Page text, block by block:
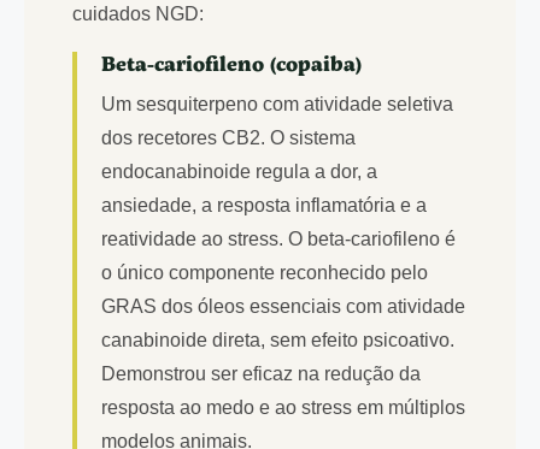
cuidados NGD:
Beta-cariofileno (copaiba)
Um sesquiterpeno com atividade seletiva
dos recetores CB2. O sistema
endocanabinoide regula a dor, a
ansiedade, a resposta inflamatória e a
reatividade ao stress. O beta-cariofileno é
o único componente reconhecido pelo
GRAS dos óleos essenciais com atividade
canabinoide direta, sem efeito psicoativo.
Demonstrou ser eficaz na redução da
resposta ao medo e ao stress em múltiplos
modelos animais.